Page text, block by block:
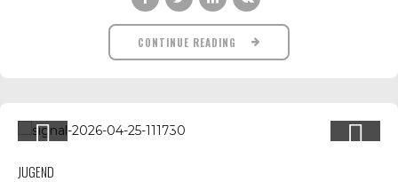
CONTINUE READING
JUGEND